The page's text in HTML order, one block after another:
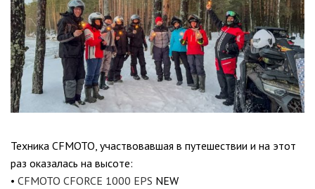
Техника CFMOTO, участвовавшая в путешествии и на этот
раз оказалась на высоте:
• CFMOTO CFORCE 1000 EPS NEW